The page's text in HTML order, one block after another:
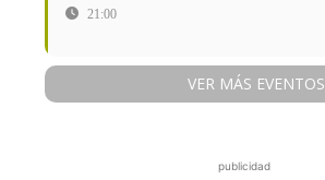
21:00
VER MÁS EVENTOS
publicidad